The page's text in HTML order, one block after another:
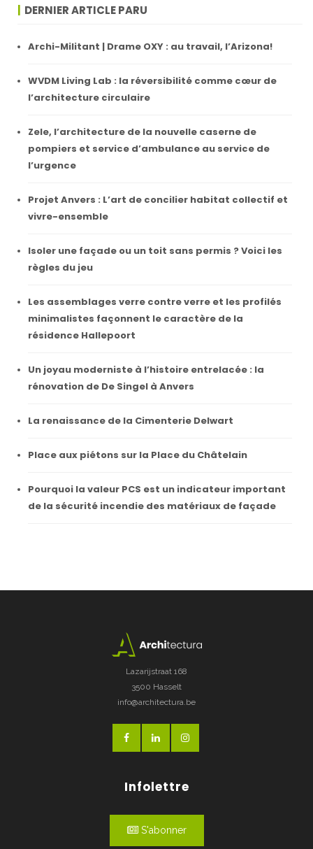
DERNIER ARTICLE PARU
Archi-Militant | Drame OXY : au travail, l’Arizona!
WVDM Living Lab : la réversibilité comme cœur de
l’architecture circulaire
Zele, l’architecture de la nouvelle caserne de
pompiers et service d’ambulance au service de
l’urgence
Projet Anvers : L’art de concilier habitat collectif et
vivre-ensemble
Isoler une façade ou un toit sans permis ? Voici les
règles du jeu
Les assemblages verre contre verre et les profilés
minimalistes façonnent le caractère de la
résidence Hallepoort
Un joyau moderniste à l’histoire entrelacée : la
rénovation de De Singel à Anvers
La renaissance de la Cimenterie Delwart
Place aux piétons sur la Place du Châtelain
Pourquoi la valeur PCS est un indicateur important
de la sécurité incendie des matériaux de façade
Lazarijstraat 168
3500 Hasselt
info@architectura.be
Infolettre
S'abonner